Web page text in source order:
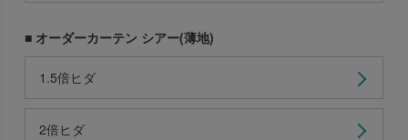
■ オーダーカーテン シアー(薄地)
1.5倍ヒダ
2倍ヒダ